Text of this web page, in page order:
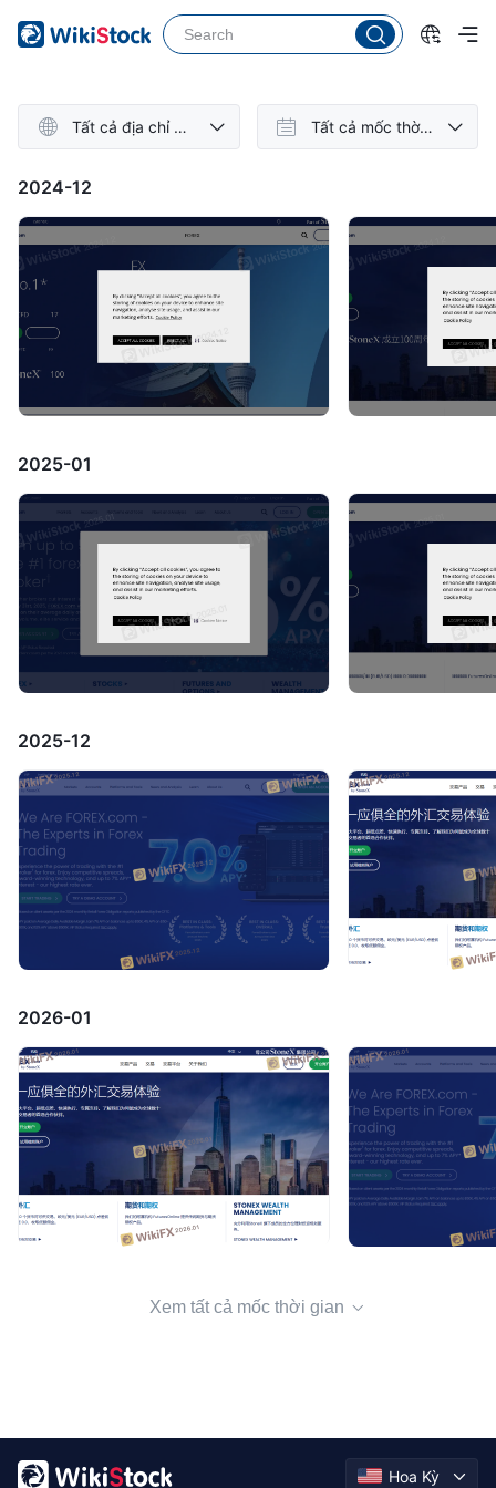
Tất cả địa chỉ w
ebsite
Tất cả mốc thời
gian
2024-12
2025-01
2025-12
2026-01
Xem tất cả mốc thời gian
Hoa Kỳ